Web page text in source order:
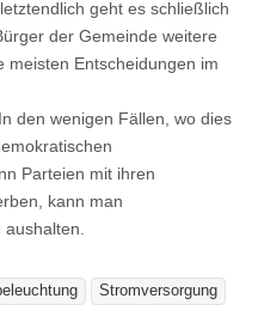
geht es schließlich
der Gemeinde weitere
meisten Entscheidungen im
den wenigen Fällen, wo dies
Parteien mit ihren
kann man
aushalten.
Stromversorgung